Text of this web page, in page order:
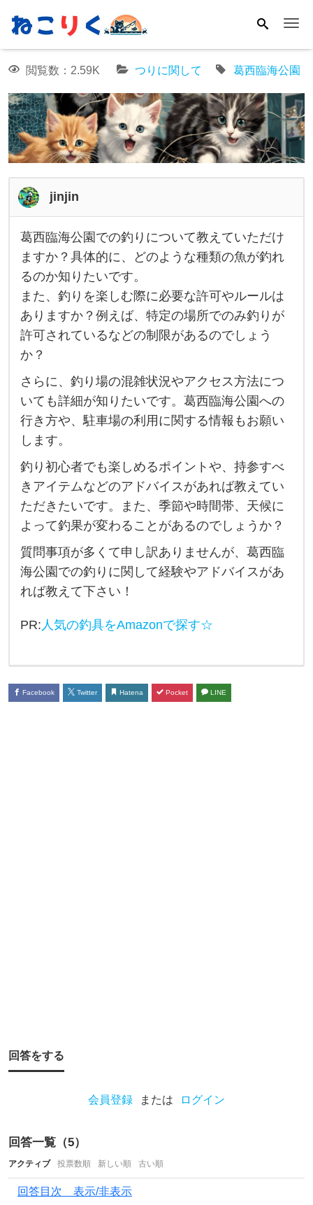
閲覧数：2.59K つりに関して 葛西臨海公園
jinjin
葛
西
臨
海
公
園
で
の
釣
り
に
つ
い
て
教
え
て
た
け
ま
魚
が
る
の
か
知
葛西臨海公園での釣りについて教えていただけ
ますか？具体的に、どのような種類の魚が釣れ
るのか知りたいです。
また、釣りを楽しむ際に必要な許可やルールは
ありますか？例えば、特定の場所でのみ釣りが
許可されているなどの制限があるのでしょう
か？
さらに、釣り場の混雑状況やアクセス方法につ
いても詳細が知りたいです。葛西臨海公園への
行き方や、駐車場の利用に関する情報もお願い
します。
釣り初心者でも楽しめるポイントや、持参すべ
きアイテムなどのアドバイスがあれば教えてい
ただきたいです。また、季節や時間帯、天候に
よって釣果が変わることがあるのでしょうか？
質問事項が多くて申し訳ありませんが、葛西臨
海公園での釣りに関して経験やアドバイスがあ
れば教えて下さい！
PR: 人気の釣具をAmazonで探す☆
Facebook Twitter Hatena Pocket LINE
回答をする
会員登録 または ログイン
回答一覧（5）
アクティブ 投票数順 新しい順 古い順
回答目次 表示/非表示